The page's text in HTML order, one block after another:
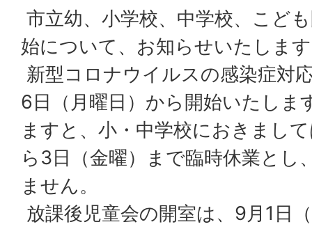
市立幼、小学校、中学校、こど
始について、お知らせいたしま
新型コロナウイルスの感染症対
6日（月曜日）から開始いたしま
ますと、小・中学校におきまし
ら3日（金曜）まで臨時休業とし
ません。
放課後児童会の開室は、9月1日